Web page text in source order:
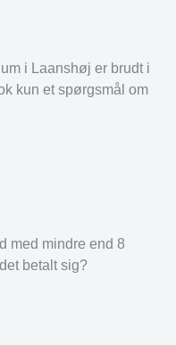
i Laanshøj er brudt i
kun et spørgsmål om
med mindre end 8
betalt sig?